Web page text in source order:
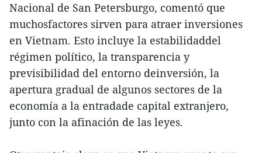
Nacional de San Petersburgo, comentó que
muchosfactores sirven para atraer inversiones
en Vietnam. Esto incluye la estabilidaddel
régimen político, la transparencia y
previsibilidad del entorno deinversión, la
apertura gradual de algunos sectores de la
economía a la entradade capital extranjero,
junto con la afinación de las leyes.